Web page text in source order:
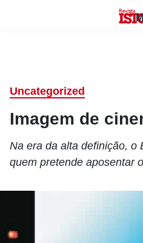
Uncategorized
Imagem de
Na era da alta definição, o
quem pretende aposentar